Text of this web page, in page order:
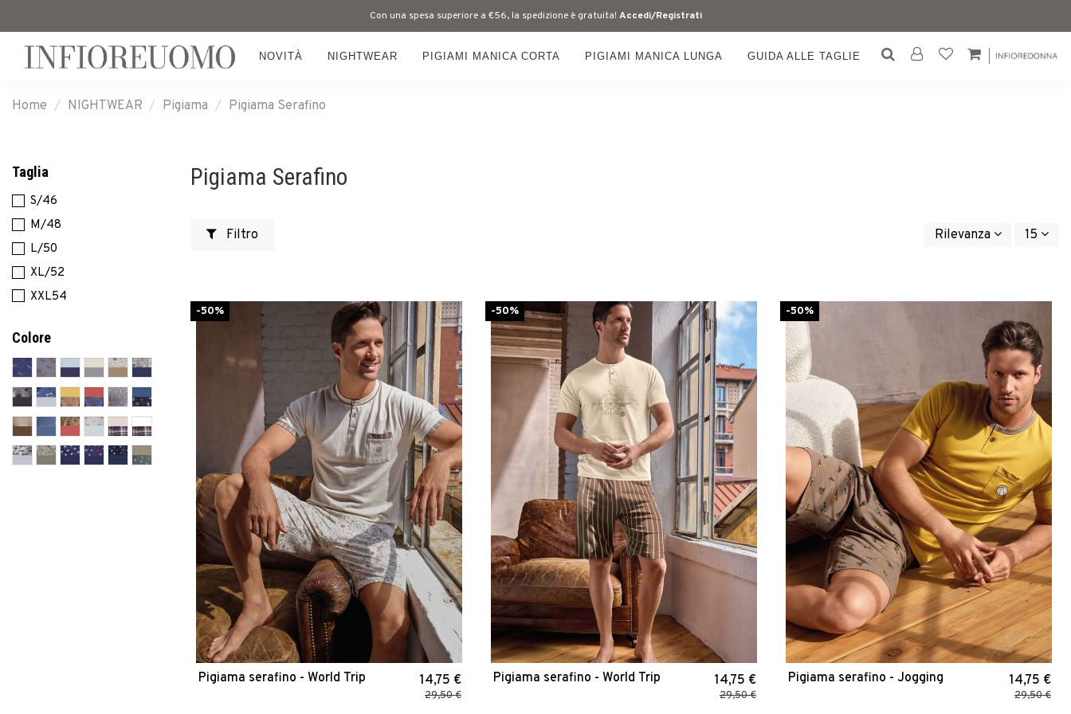
Con una spesa superiore a €56, la spedizione è gratuita! Accedi/Registrati
NOVITÀ NIGHTWEAR PIGIAMI MANICA CORTA PIGIAMI MANICA LUNGA GUIDA ALLE TAGLIE
Home NIGHTWEAR Pigiama Pigiama Serafino
Pigiama Serafino
Filtro Rilevanza 15
-50%
Pigiama serafino - World Trip 14,75 €
29,50 €
-50%
Pigiama serafino - World Trip 14,75 €
29,50 €
-50%
Pigiama serafino - Jogging 14,75 €
29,50 €
Taglia
S/46
M/48
L/50
XL/52
XXL54
Colore